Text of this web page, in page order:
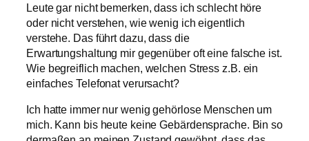
Leute gar nicht bemerken, dass ich schlecht höre
oder nicht verstehen, wie wenig ich eigentlich
verstehe. Das führt dazu, dass die
Erwartungshaltung mir gegenüber oft eine falsche ist.
Wie begreiflich machen, welchen Stress z.B. ein
einfaches Telefonat verursacht?
Ich hatte immer nur wenig gehörlose Menschen um
mich. Kann bis heute keine Gebärdensprache. Bin so